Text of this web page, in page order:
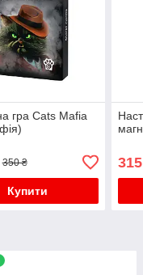
гра Cats Mafia
350 ₴
Купити
315